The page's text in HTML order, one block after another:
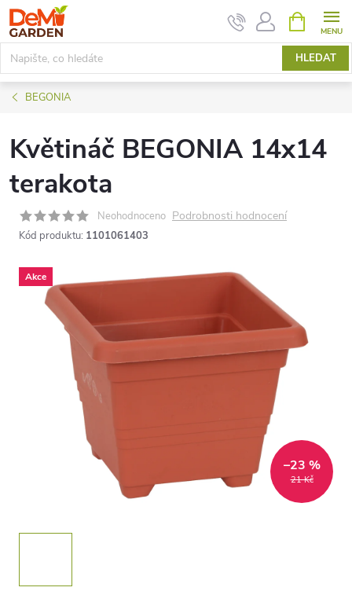
Přejít
na
obsah
HLEDAT
NÁKUPNÍ
KOŠÍK
BEGONIA
Květináč BEGONIA 14x14
terakota
Neohodnoceno Podrobnosti hodnocení
Kód produktu: 1101061403
Akce
21 Kč
–23 %